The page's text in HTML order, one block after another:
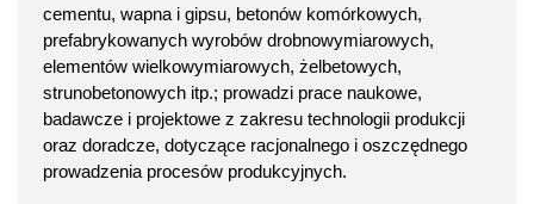
cementu, wapna i gipsu, betonów komórkowych,
prefabrykowanych wyrobów drobnowymiarowych,
elementów wielkowymiarowych, żelbetowych,
strunobetonowych itp.; prowadzi prace naukowe,
badawcze i projektowe z zakresu technologii produkcji
oraz doradcze, dotyczące racjonalnego i oszczędnego
prowadzenia procesów produkcyjnych.